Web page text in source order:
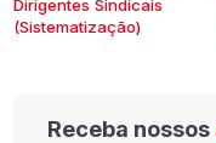
Dirigentes Sindicais
(Sistematização)
Receba nossos